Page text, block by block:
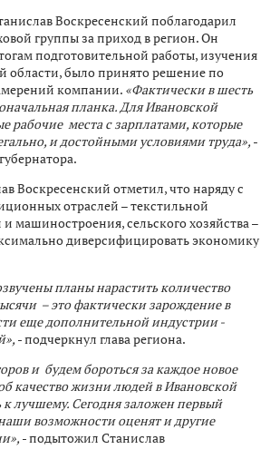
Воскресенский поблагодарил
группы за приход в регион. Он
подготовительной работы, изучения
области, было принято решение по
компании. «Фактически в шесть
планка. Для Ивановской
рабочие места с зарплатами, которые
и достойными условиями труда», -
Воскресенский отметил, что наряду с
отраслей – текстильной
машиностроения, сельского хозяйства –
диверсифицировать экономику
планы нарастить количество
– это фактически зарождение в
еще дополнительной индустрии -
- подчеркнул глава региона.
и будем бороться за каждое новое
качество жизни людей в Ивановской
к лучшему. Сегодня заложен первый
возможности оценят и другие
- подытожил Станислав